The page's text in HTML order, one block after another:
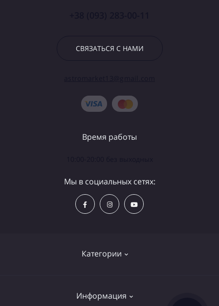
СВЯЗАТЬСЯ С НАМИ
Категории
Информация
Время работы
Мы в социальных сетях: